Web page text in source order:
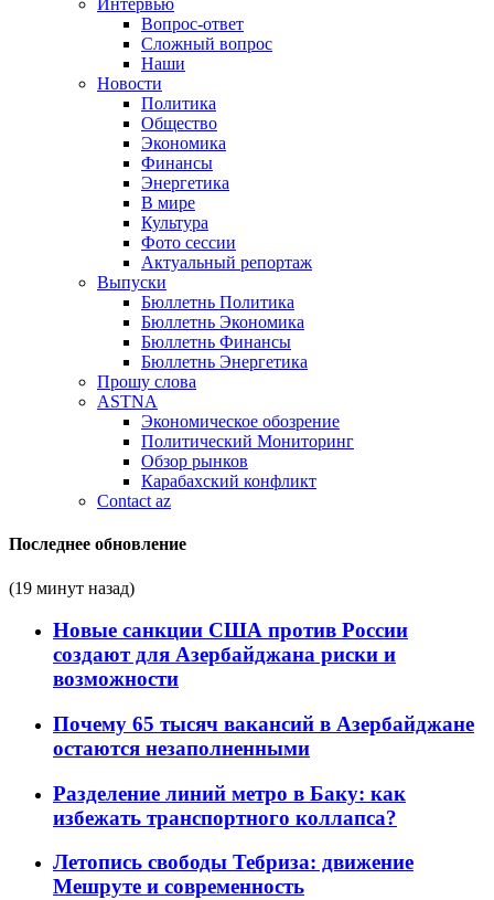
Интервью
Вопрос-ответ
Сложный вопрос
Наши
Новости
Политика
Общество
Экономика
Финансы
Энергетика
В мире
Культура
Фото сессии
Актуальный репортаж
Выпуски
Бюллетнь Политика
Бюллетнь Экономика
Бюллетнь Финансы
Бюллетнь Энергетика
Прошу слова
ASTNA
Экономическое обозрение
Политический Мониторинг
Обзор рынков
Карабахский конфликт
Contact az
Последнее обновление
(19 минут назад)
Новые санкции США против России
создают для Азербайджана риски и
возможности
Почему 65 тысяч вакансий в Азербайджане
остаются незаполненными
Разделение линий метро в Баку: как
избежать транспортного коллапса?
Летопись свободы Тебриза: движение
Мешруте и современность